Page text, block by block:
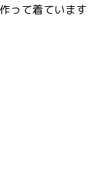
って着ています